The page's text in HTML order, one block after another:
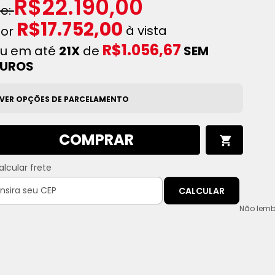
R$22.190,00
R$17.752,00 à vista
em até 21Xde R$1.056,67 SEM
OPÇÕES DE PARCELAMENTO
COMPRAR
frete
CALCULAR
Não